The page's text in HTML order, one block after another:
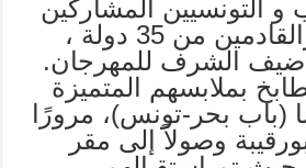
و التونسيين المشاركين
في المهرجان والقادمين من 35 دولة ،
الشرف للمهرجان.
بملابسهم المتميزة
(باب بحر-تونس)، مرورًا
وصولاً إلى مقر